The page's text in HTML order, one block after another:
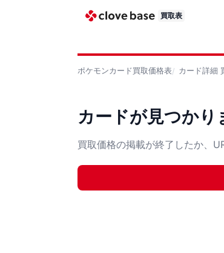
買取表
ポケモンカード買取価格表 カード詳細
カードが見つかり
買取価格の掲載が終了したか、